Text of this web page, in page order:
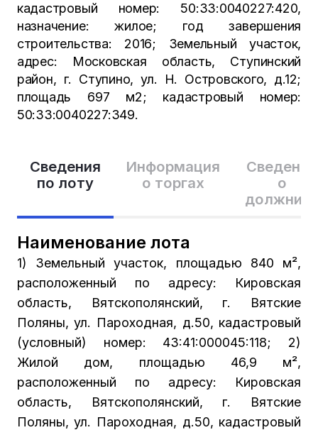
Сведения
по лоту
Информация
о торгах
Сведения
о
Наименование лота
1) Земельный участок, площадью 840 м²,
расположенный по адресу: Кировская
область, Вятскополянский, г. Вятские
Поляны, ул. Пароходная, д.50, кадастровый
(условный) номер: 43:41:000045:118; 2)
Жилой дом, площадью 46,9 м²,
расположенный по адресу: Кировская
область, Вятскополянский, г. Вятские
Поляны, ул. Пароходная, д.50, кадастровый
кадастровый номер: 50:33:0040227:420,
назначение: жилое; год завершения
строительства: 2016; Земельный участок,
адрес: Московская область, Ступинский
район, г. Ступино, ул. Н. Островского, д.12;
площадь 697 м2; кадастровый номер:
50:33:0040227:349.